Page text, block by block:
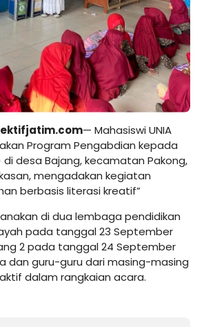
— Mahasiswi UNIA
Program Pengabdian kepada
di desa Bajang, kecamatan Pakong,
mengadakan kegiatan
berbasis literasi kreatif”
di dua lembaga pendidikan
pada tanggal 23 September
2 pada tanggal 24 September
dan guru-guru dari masing-masing
dalam rangkaian acara.